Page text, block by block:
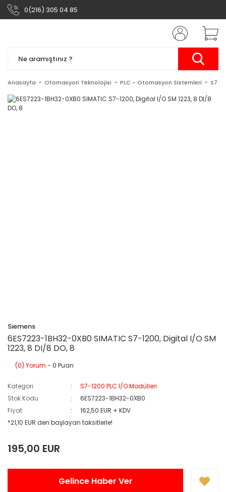
0(216) 305 04 85
Anasayfa Otomasyon Teknolojisi PLC - Otomasyon Sistemleri S7-
Siemens
6ES7223-1BH32-0XB0 SIMATIC S7-1200, Digital I/O SM
1223, 8 DI/8 DO, 8
(0) Yorum - 0 Puan
Kategori
S7-1200 PLC I/O Modülleri
Stok Kodu
6ES7223-1BH32-0XB0
Fiyat
162,50 EUR + KDV
*21,10 EUR den başlayan taksitlerle!
195,00 EUR
Gelince Haber Ver